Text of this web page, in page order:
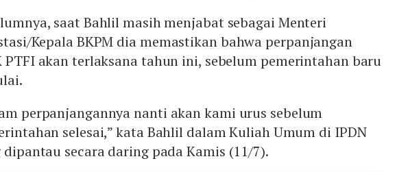
saat Bahlil masih menjabat sebagai Menteri
Kepala BKPM dia memastikan bahwa perpanjangan
PTFI akan terlaksana tahun ini, sebelum pemerintahan baru
perpanjangannya nanti akan kami urus sebelum
selesai,” kata Bahlil dalam Kuliah Umum di IPDN
dipantau secara daring pada Kamis (11/7).